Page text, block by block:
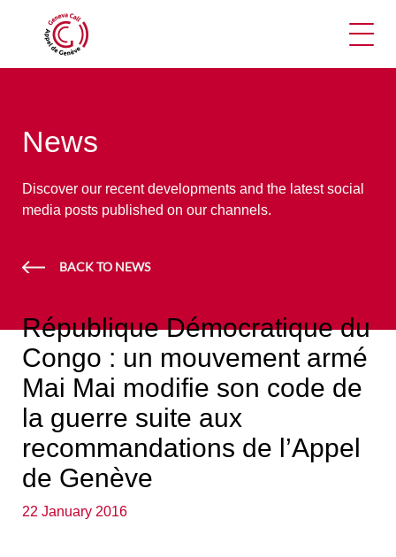
News
Discover our recent developments and the latest social
media posts published on our channels.
BACK TO NEWS
République Démocratique du
Congo : un mouvement armé
Mai Mai modifie son code de
la guerre suite aux
recommandations de l’Appel
de Genève
22 January 2016